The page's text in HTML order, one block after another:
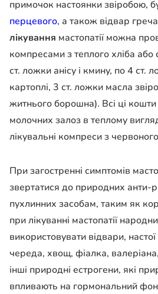
примочок настоянки звіробою,
перцевого, а також відвар
лікування мастопатії можна
компресами з теплого хліба або
ст. ложки анісу і кмину, по 4 ст.
картоплі, 3 ст. ложки масла
житнього борошна). Всі ці
молочних залоз в теплому
лікувальні компреси з
При загостренні симптомів
звертатися до природних анти-
пухлинних засобам, таким як
при лікуванні мастопатії
використовувати відвари,
череда, хвощ, фіалка, валеріана,
інші природні естрогени, які
впливають на гормональний фон